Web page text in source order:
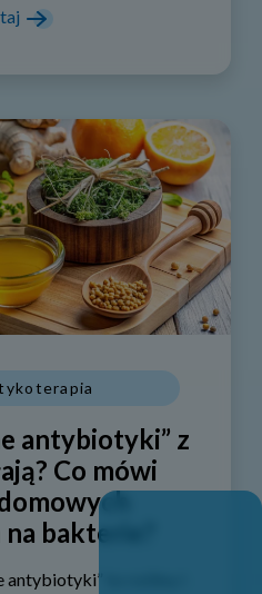
antybiotyki” z
Co mówi
bakterie?
antybiotyki” to rośliny i